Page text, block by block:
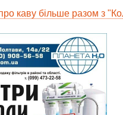
каву більше разом з